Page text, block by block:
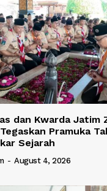
dan Kwarda Jatim
Pramuka
Sejarah
- August 4, 2026